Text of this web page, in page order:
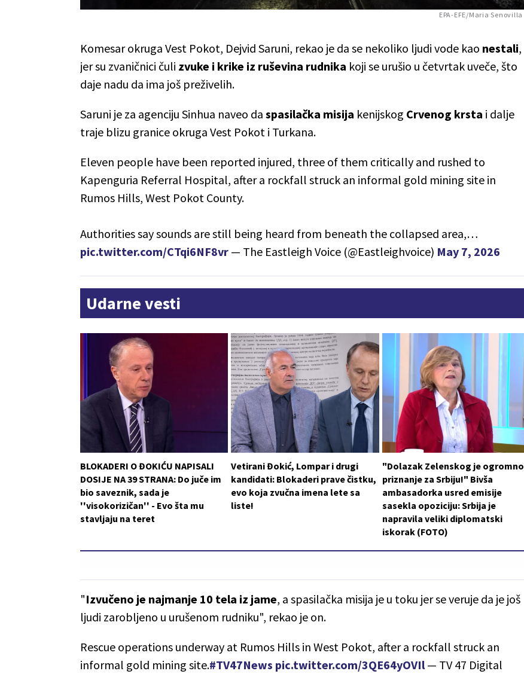
EPA-EFE/Maria Senovilla
Komesar okruga Vest Pokot, Dejvid Saruni, rekao je da se nekoliko ljudi vode kao nestali,
jer su zvaničnici čuli zvuke i krike iz ruševina rudnika koji se urušio u četvrtak uveče, što
daje nadu da ima još preživelih.
Saruni je za agenciju Sinhua naveo da spasilačka misija kenijskog Crvenog krsta i dalje
traje blizu granice okruga Vest Pokot i Turkana.
Eleven people have been reported injured, three of them critically and rushed to
Kapenguria Referral Hospital, after a rockfall struck an informal gold mining site in
Rumos Hills, West Pokot County.
Authorities say sounds are still being heard from beneath the collapsed area,…
pic.twitter.com/CTqi6NF8vr — The Eastleigh Voice (@Eastleighvoice) May 7, 2026
Udarne vesti
BLOKADERI O ĐOKIĆU NAPISALI
DOSIJE NA 39 STRANA: Do juče im
bio saveznik, sada je
''visokorizičan'' - Evo šta mu
stavljaju na teret
Vetirani Đokić, Lompar i drugi
kandidati: Blokaderi prave čistku,
evo koja zvučna imena lete sa
liste!
"Dolazak Zelenskog je ogromno
priznanje za Srbiju!" Bivša
ambasadorka usred emisije
sasekla opoziciju: Srbija je
napravila veliki diplomatski
iskorak (FOTO)
"Izvučeno je najmanje 10 tela iz jame, a spasilačka misija je u toku jer se veruje da je još
ljudi zarobljeno u urušenom rudniku", rekao je on.
Rescue operations underway at Rumos Hills in West Pokot, after a rockfall struck an
informal gold mining site.#TV47News pic.twitter.com/3QE64yOVIl — TV 47 Digital